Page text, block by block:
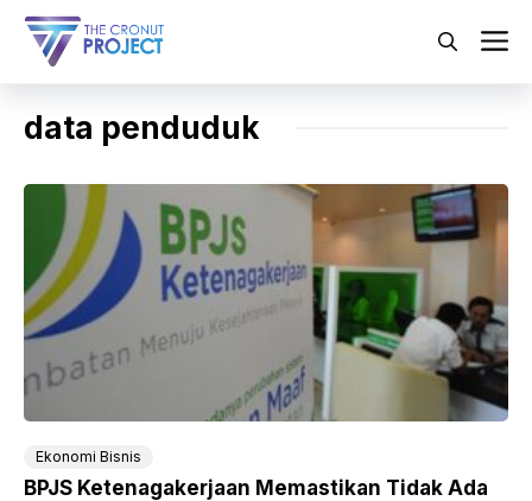
Langsung
data penduduk
Ekonomi Bisnis
BPJS Ketenagakerjaan Memastikan Tidak Ada